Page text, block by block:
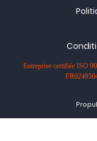
Entreprise certifiée ISO